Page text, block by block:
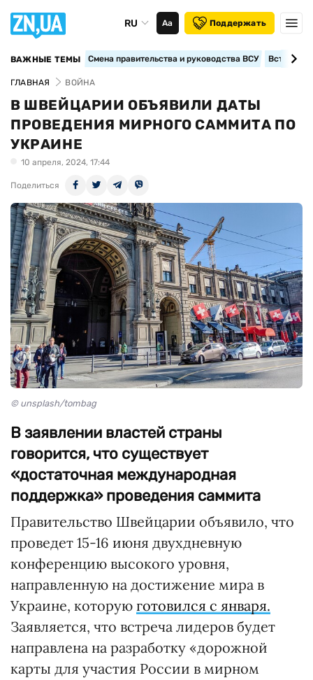
RU Аа Поддержать
ВАЖНЫЕ ТЕМЫ Смена правительства и руководства ВСУ
ГЛАВНАЯ ВОЙНА
В ШВЕЙЦАРИИ ОБЪЯВИЛИ ДАТЫ
ПРОВЕДЕНИЯ МИРНОГО САММИТА ПО
УКРАИНЕ
10 апреля, 2024, 17:44
Поделиться
© unsplash/tombag
В заявлении властей страны
говорится, что существует
«достаточная международная
поддержка» проведения саммита
Правительство Швейцарии объявило, что
проведет 15-16 июня двухдневную
конференцию высокого уровня,
направленную на достижение мира в
Украине, которую готовился с января.
Заявляется, что встреча лидеров будет
направлена на разработку «дорожной
карты для участия России в мирном